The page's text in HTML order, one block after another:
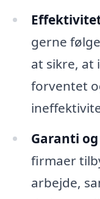
gerne
at sikre, at
forventet
Garanti
firmaer
arbejde,